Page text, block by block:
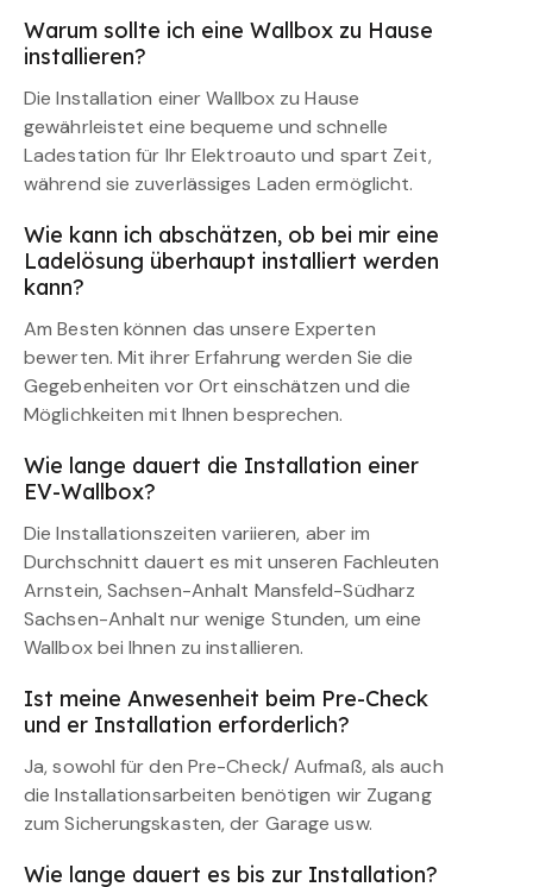
Warum sollte ich eine Wallbox zu Hause
installieren?
Die Installation einer Wallbox zu Hause
gewährleistet eine bequeme und schnelle
Ladestation für Ihr Elektroauto und spart Zeit,
während sie zuverlässiges Laden ermöglicht.
Wie kann ich abschätzen, ob bei mir eine
Ladelösung überhaupt installiert werden
kann?
Am Besten können das unsere Experten
bewerten. Mit ihrer Erfahrung werden Sie die
Gegebenheiten vor Ort einschätzen und die
Möglichkeiten mit Ihnen besprechen.
Wie lange dauert die Installation einer
EV-Wallbox?
Die Installationszeiten variieren, aber im
Durchschnitt dauert es mit unseren Fachleuten
Arnstein, Sachsen-Anhalt Mansfeld-Südharz
Sachsen-Anhalt nur wenige Stunden, um eine
Wallbox bei Ihnen zu installieren.
Ist meine Anwesenheit beim Pre-Check
und er Installation erforderlich?
Ja, sowohl für den Pre-Check/ Aufmaß, als auch
die Installationsarbeiten benötigen wir Zugang
zum Sicherungskasten, der Garage usw.
Wie lange dauert es bis zur Installation?